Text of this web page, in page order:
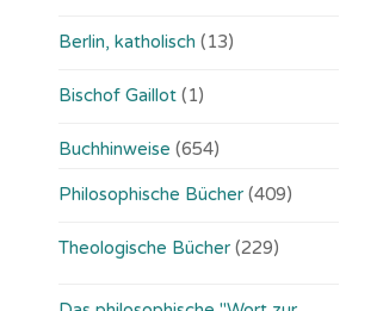
Berlin, katholisch (13)
Bischof Gaillot (1)
Buchhinweise (654)
Philosophische Bücher (409)
Theologische Bücher (229)